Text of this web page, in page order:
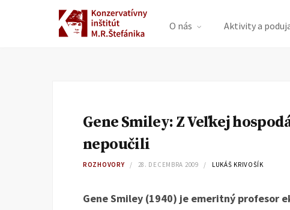
O nás Aktivity a
Gene Smiley: Z Veľkej
nepoučili
ROZHOVORY 28. DECEMBRA 2009 LUKÁŠ KRIVOŠÍK
Gene Smiley (1940) je emeritný profesor